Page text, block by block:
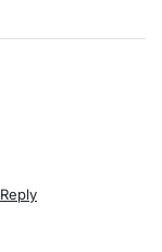
Reply